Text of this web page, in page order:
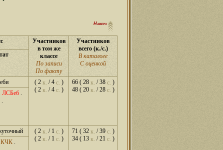
Наверх
Участников
в том же
классе
По записи
По факту
Участников
всего (к./с.)
В каталоге
С оценкой
( 2 к. / 4 с. )
( 2 к. / 4 с. )
66 ( 28 к. / 38 с. )
48 ( 20 к. / 28 с. )
ЛСБеб
( 2 к. / 1 с. )
( 2 к. / 1 с. )
71 ( 32 к. / 39 с. )
34 ( 13 к. / 21 с. )
КЧК